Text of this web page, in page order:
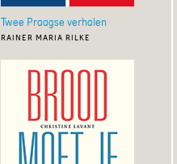
Twee Praagse verhalen
rainer maria rilke